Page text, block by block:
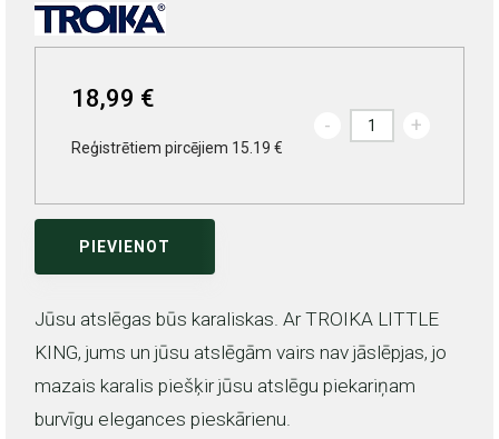
18,99 €
Reģistrētiem pircējiem 15.19 €
- +
PIEVIENOT
Jūsu atslēgas būs karaliskas. Ar TROIKA LITTLE
KING, jums un jūsu atslēgām vairs nav jāslēpjas, jo
mazais karalis piešķir jūsu atslēgu piekariņam
burvīgu elegances pieskārienu.